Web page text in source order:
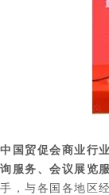
中国贸促会商业行
询服务、会议展览
手，与各国各地区